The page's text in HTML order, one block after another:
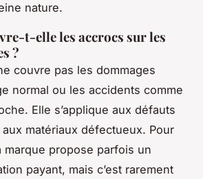
nature.
t-elle les accrocs sur les
?
couvre pas les dommages
normal ou les accidents comme
Elle s’applique aux défauts
matériaux défectueux. Pour
marque propose parfois un
payant, mais c’est rarement